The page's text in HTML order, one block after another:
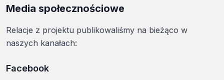
Media społecznościowe
Relacje z projektu publikowaliśmy na bieżąco w
naszych kanałach:
Facebook